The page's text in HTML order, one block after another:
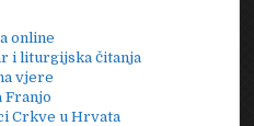
online
i liturgijska čitanja
vjere
Franjo
Crkve u Hrvata